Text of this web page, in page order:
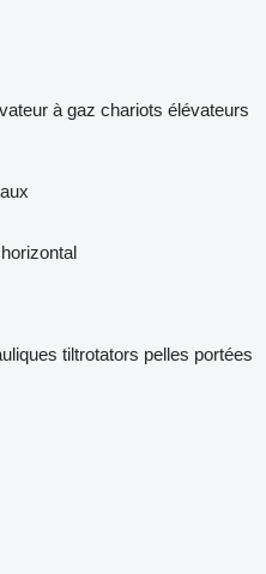
à gaz chariots élévateurs
tiltrotators pelles portées